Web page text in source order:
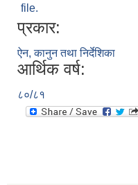
file.
प्रकार:
ऐन, कानुन तथा निर्देशिका
आर्थिक वर्ष:
८०/८१